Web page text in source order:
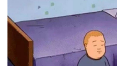
EduTech
IT Times
生成式AI與雲端應用